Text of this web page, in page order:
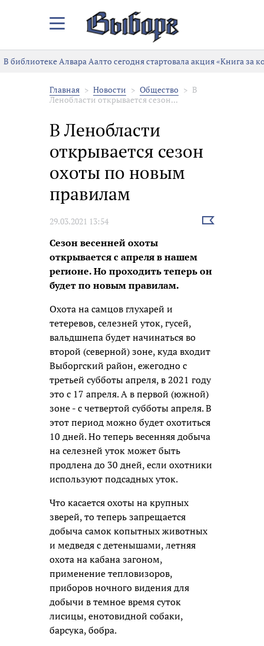
Закрыть/
меню
В библиотеке Алвара Аалто сегодня стартовала акция «Книга за
Главная Новости Общество
В
Ленобласти открывается сезон...
В Ленобласти
открывается сезон
охоты по новым
правилам
29.03.2021 13:54
Выбрать
Сезон весенней охоты
открывается с апреля в нашем
регионе. Но проходить теперь он
будет по новым правилам.
Охота на самцов глухарей и
тетеревов, селезней уток, гусей,
вальдшнепа будет начинаться во
второй (северной) зоне, куда входит
Выборгский район, ежегодно с
третьей субботы апреля, в 2021 году
это с 17 апреля. А в первой (южной)
зоне - с четвертой субботы апреля. В
этот период можно будет охотиться
10 дней. Но теперь весенняя добыча
на селезней уток может быть
продлена до 30 дней, если охотники
используют подсадных уток.
Что касается охоты на крупных
зверей, то теперь запрещается
добыча самок копытных животных
и медведя с детенышами, летняя
охота на кабана загоном,
применение тепловизоров,
приборов ночного видения для
добычи в темное время суток
лисицы, енотовидной собаки,
барсука, бобра.